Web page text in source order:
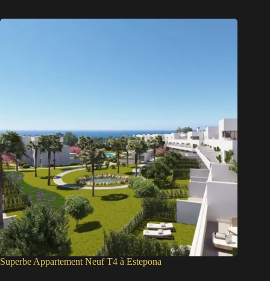
Superbe Appartement Neuf T4 à Estepona